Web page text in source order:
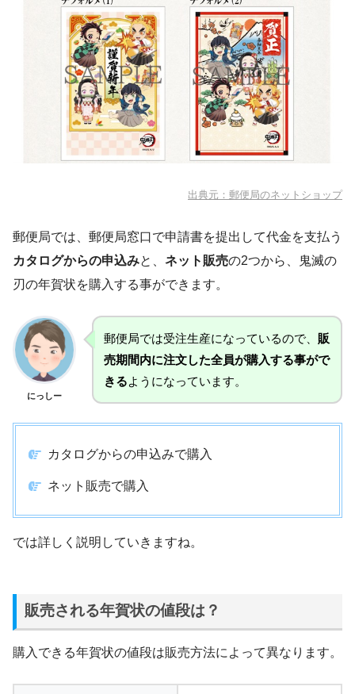
出典元：郵便局のネットショップ
郵便局では、郵便局窓口で申請書を提出して代金を支払う
カタログからの申込みと、 ネット販売の2つから、鬼滅の
刃の年賀状を購入する事ができます。
にっしー
郵便局では受注生産になっているので、 販
売期間内に注文した全員が購入する事がで
きるようになっています。
カタログからの申込みで購入
ネット販売で購入
では詳しく説明していきますね。
販売される年賀状の値段は？
購入できる年賀状の値段は販売方法によって異なります。